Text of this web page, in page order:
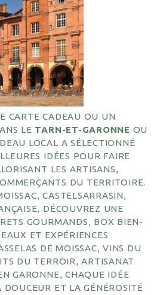
CARTE CADEAU OU UN
LE TARN-ET-GARONNE OU
LOCAL A SÉLECTIONNÉ
IDÉES POUR FAIRE
LES ARTISANS,
DU TERRITOIRE.
CASTELSARRASIN,
DÉCOUVREZ UNE
GOURMANDS, BOX BIEN-
ET EXPÉRIENCES
DE MOISSAC, VINS DU
DU TERROIR, ARTISANAT
GARONNE, CHAQUE IDÉE
ET LA GÉNÉROSITÉ